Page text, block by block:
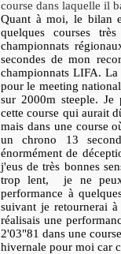
course dans laquelle il
Quant à moi, le bilan
quelques courses
championnats
secondes de mon
championnats LIFA. La
pour le meeting
sur 2000m steeple. Je
cette course qui aurait
mais dans une course
un chrono 13
énormément de
j'eus de très bonnes
trop lent, je ne peux
performance à
suivant je retournerai
réalisais une
2'03"81 dans une
hivernale pour moi car